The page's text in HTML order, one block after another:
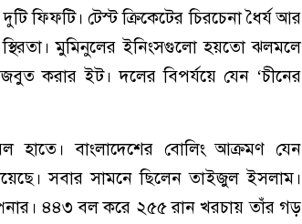
ফিফটি। টেস্ট ক্রিকেটের চিরচেনা ধৈর্য আর
স্থিরতা। মুমিনুলের ইনিংসগুলো হয়তো ঝলমলে
করার ইট। দলের বিপর্যয়ে যেন ‘চীনের
বাংলাদেশের বোলিং আক্রমণ যেন
সবার সামনে ছিলেন তাইজুল ইসলাম।
৪৪৩ বল করে ২৫৫ রান খরচায় তাঁর গড়